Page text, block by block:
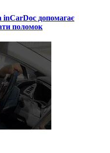
inCarDoc допомагає
поломок